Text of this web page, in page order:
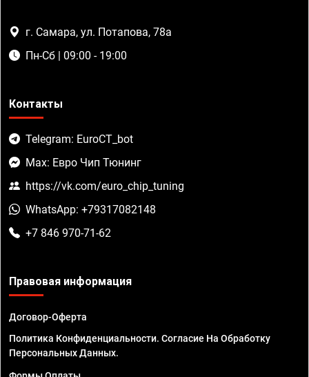
г. Самара, ул. Потапова, 78а
Пн-Сб | 09:00 - 19:00
Контакты
Telegram: EuroCT_bot
Max: Евро Чип Тюнинг
https://vk.com/euro_chip_tuning
WhatsApp: +79317082148
+7 846 970-71-62
Правовая информация
Договор-Оферта
Политика Конфиденциальности. Согласие На Обработку
Персональных Данных.